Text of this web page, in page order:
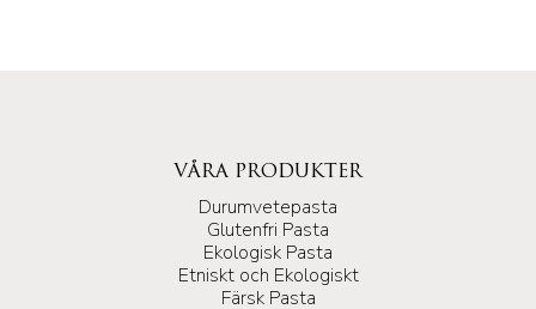
VÅRA PRODUKTER
Durumvetepasta
Glutenfri Pasta
Ekologisk Pasta
Etniskt och Ekologiskt
Färsk Pasta